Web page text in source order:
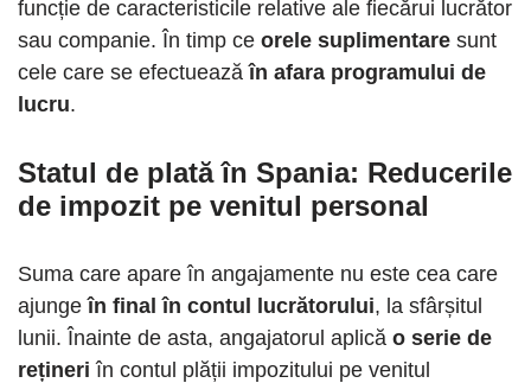
funcție de caracteristicile relative ale fiecărui lucrător
sau companie. În timp ce orele suplimentare sunt
cele care se efectuează în afara programului de
lucru.
Statul de plată în Spania: Reducerile
de impozit pe venitul personal
Suma care apare în angajamente nu este cea care
ajunge în final în contul lucrătorului, la sfârșitul
lunii. Înainte de asta, angajatorul aplică o serie de
rețineriîn contul plății impozitului pe venitul